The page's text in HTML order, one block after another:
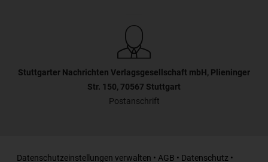
Stuttgarter Nachrichten Verlagsgesellschaft mbH, Plieninger
Str. 150, 70567 Stuttgart
Postanschrift
Datenschutzeinstellungen verwalten • AGB • Datenschutz •